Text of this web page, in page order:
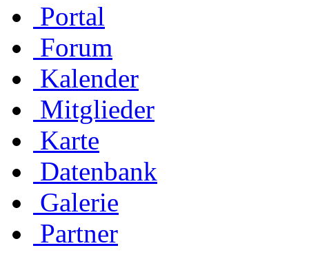
Portal
Forum
Kalender
Mitglieder
Karte
Datenbank
Galerie
Partner